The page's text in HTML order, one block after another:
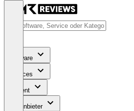
Software
Services
Content
Für Anbieter